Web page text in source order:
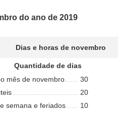
do ano de 2019
Dias e horas de novembro
Quantidade de dias
mês de novembro
30
20
semana e feriados
10